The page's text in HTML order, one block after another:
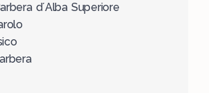
d´Alba Superiore